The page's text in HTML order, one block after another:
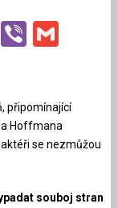
Viber
připomínající
Hoffmana
se nezmůžou
souboj stran